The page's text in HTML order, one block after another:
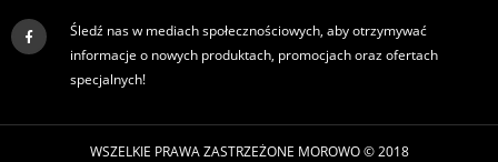
Śledź nas w mediach społecznościowych, aby otrzymywać
informacje o nowych produktach, promocjach oraz ofertach
specjalnych!
WSZELKIE PRAWA ZASTRZEŻONE MOROWO © 2018